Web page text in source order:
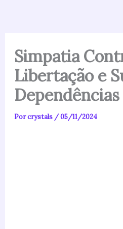
Simpatia
Libertação e
Dependências
Porcrystals /05/11/2024